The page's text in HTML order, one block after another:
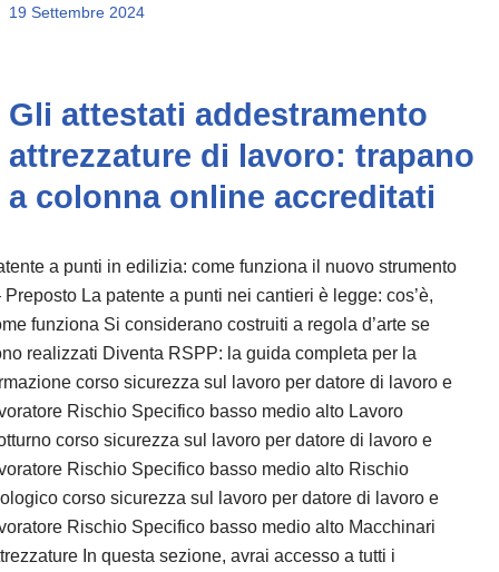
19 Settembre 2024
Gli attestati addestramento
attrezzature di lavoro: trapano
a colonna online accreditati
a punti in edilizia: come funziona il nuovo strumento
La patente a punti nei cantieri è legge: cos’è,
funziona Si considerano costruiti a regola d’arte se
realizzati Diventa RSPP: la guida completa per la
corso sicurezza sul lavoro per datore di lavoro e
Rischio Specifico basso medio alto Lavoro
corso sicurezza sul lavoro per datore di lavoro e
Rischio Specifico basso medio alto Rischio
corso sicurezza sul lavoro per datore di lavoro e
Rischio Specifico basso medio alto Macchinari
In questa sezione, avrai accesso a tutti i